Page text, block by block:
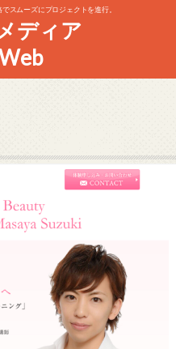
スムーズにプロジェクトを進行。
ディア